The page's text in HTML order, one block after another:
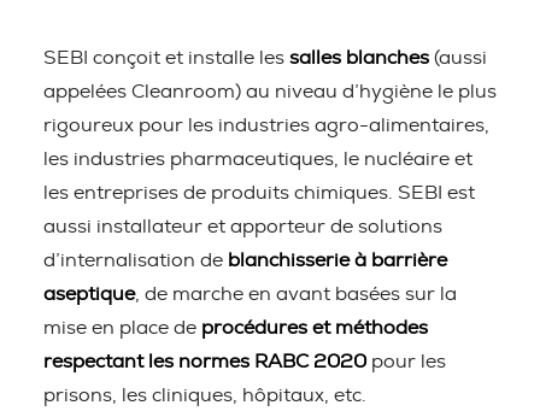
SEBI conçoit et installe les salles blanches (aussi
appelées Cleanroom) au niveau d’hygiène le plus
rigoureux pour les industries agro-alimentaires,
les industries pharmaceutiques, le nucléaire et
les entreprises de produits chimiques. SEBI est
aussi installateur et apporteur de solutions
d’internalisation de blanchisserie à barrière
aseptique, de marche en avant basées sur la
mise en place de procédures et méthodes
respectant les normes RABC 2020 pour les
prisons, les cliniques, hôpitaux, etc.